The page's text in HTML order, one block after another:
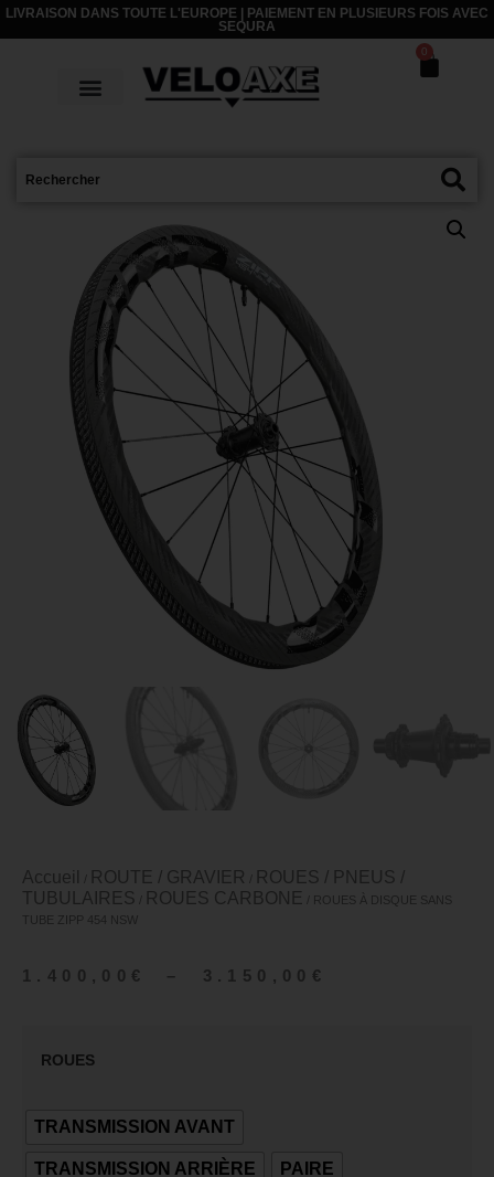
LIVRAISON DANS TOUTE L'EUROPE | PAIEMENT EN PLUSIEURS FOIS AVEC
SEQURA
0
Accueil ROUTE / GRAVIER
ROUES / PNEUS /
TUBULAIRES
ROUES CARBONE
/ ROUES À DISQUE SANS
TUBE ZIPP 454 NSW
1.400,00 € – 3.150,00 €
ROUES
TRANSMISSION AVANT
TRANSMISSION ARRIÈRE PAIRE